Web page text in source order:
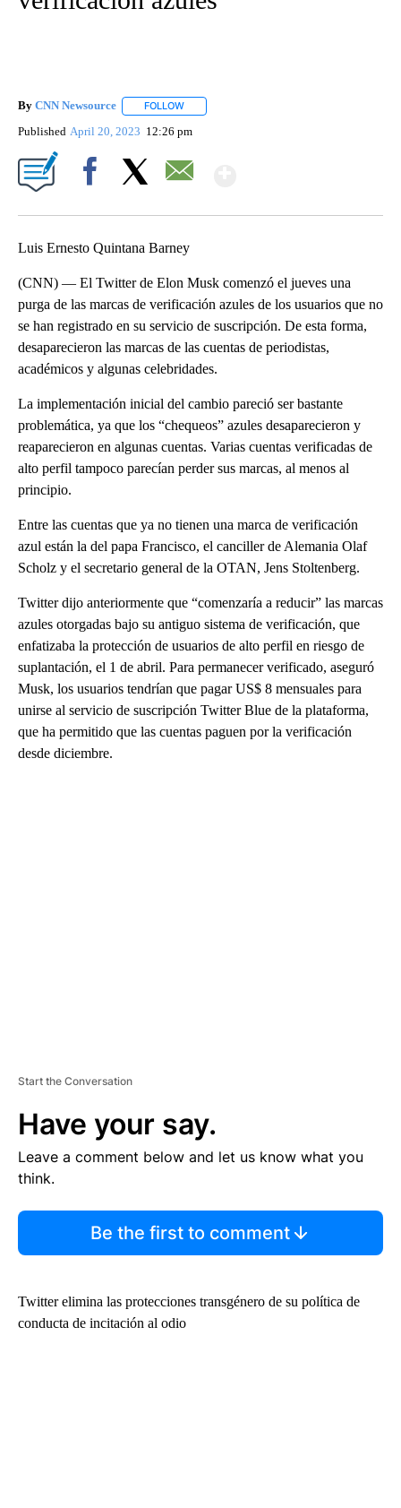
By CNN Newsource FOLLOW
Published April 20, 2023 12:26 pm
Luis Ernesto Quintana Barney
(CNN) — El Twitter de Elon Musk comenzó el jueves una
purga de las marcas de verificación azules de los usuarios que no
se han registrado en su servicio de suscripción. De esta forma,
desaparecieron las marcas de las cuentas de periodistas,
académicos y algunas celebridades.
La implementación inicial del cambio pareció ser bastante
problemática, ya que los “chequeos” azules desaparecieron y
reaparecieron en algunas cuentas. Varias cuentas verificadas de
alto perfil tampoco parecían perder sus marcas, al menos al
principio.
Entre las cuentas que ya no tienen una marca de verificación
azul están la del papa Francisco, el canciller de Alemania Olaf
Scholz y el secretario general de la OTAN, Jens Stoltenberg.
Twitter dijo anteriormente que “comenzaría a reducir” las marcas
azules otorgadas bajo su antiguo sistema de verificación, que
enfatizaba la protección de usuarios de alto perfil en riesgo de
suplantación, el 1 de abril. Para permanecer verificado, aseguró
Musk, los usuarios tendrían que pagar US$ 8 mensuales para
unirse al servicio de suscripción Twitter Blue de la plataforma,
que ha permitido que las cuentas paguen por la verificación
desde diciembre.
Start the Conversation
Have your say.
Leave a comment below and let us know what you
think.
Be the first to comment
Twitter elimina las protecciones transgénero de su política de
conducta de incitación al odio